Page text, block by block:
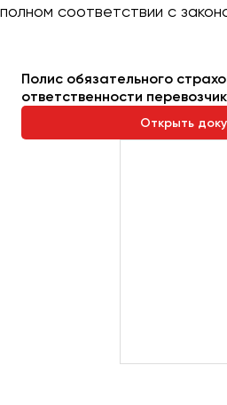
полном соответствии с
Полис обязательного
ответственности
Открыть